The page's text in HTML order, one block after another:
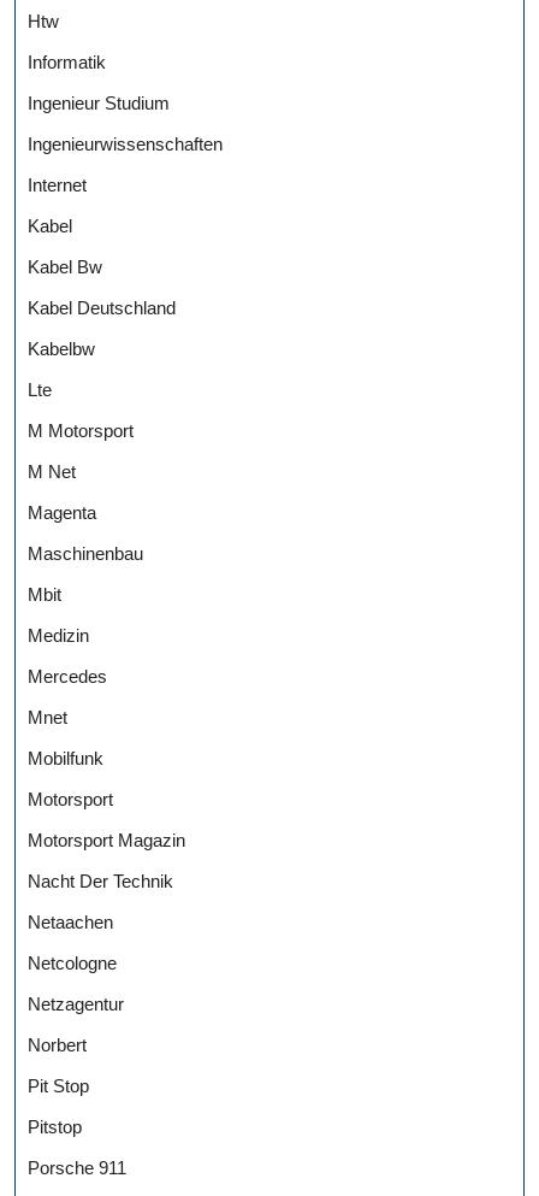
Htw
Informatik
Ingenieur Studium
Ingenieurwissenschaften
Internet
Kabel
Kabel Bw
Kabel Deutschland
Kabelbw
Lte
M Motorsport
M Net
Magenta
Maschinenbau
Mbit
Medizin
Mercedes
Mnet
Mobilfunk
Motorsport
Motorsport Magazin
Nacht Der Technik
Netaachen
Netcologne
Netzagentur
Norbert
Pit Stop
Pitstop
Porsche 911